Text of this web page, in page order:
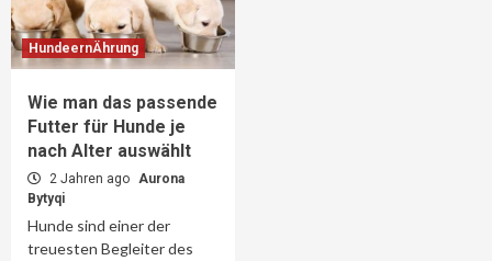
HundeernÄhrung
Wie man das passende
Futter für Hunde je
nach Alter auswählt
2 Jahren ago Aurona
Bytyqi
Hunde sind einer der
treuesten Begleiter des